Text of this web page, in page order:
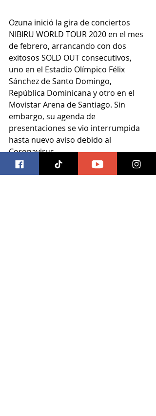
Ozuna inició la gira de conciertos
NIBIRU WORLD TOUR 2020 en el mes
de febrero, arrancando con dos
exitosos SOLD OUT consecutivos,
uno en el Estadio Olímpico Félix
Sánchez de Santo Domingo,
República Dominicana y otro en el
Movistar Arena de Santiago. Sin
embargo, su agenda de
presentaciones se vio interrumpida
hasta nuevo aviso debido al
Coronavirus.
Info: Sony Music México